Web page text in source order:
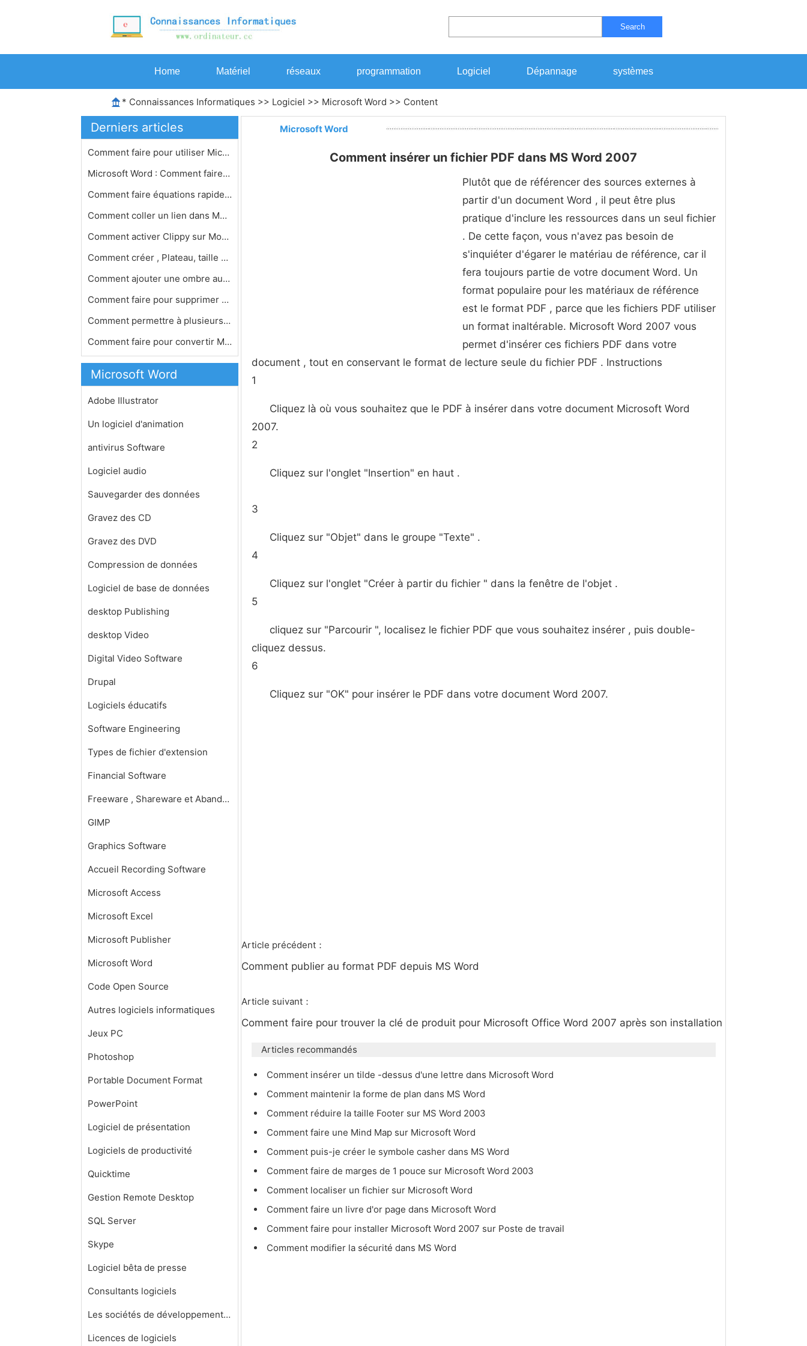
Search
Home Matériel réseaux programmation Logiciel Dépannage systèmes
* Connaissances Informatiques >> Logiciel >> Microsoft Word >> Content
Derniers articles
Comment faire pour utiliser Microsof…
Microsoft Word : Comment faire pour …
Comment faire équations rapide dans…
Comment coller un lien dans MS Word
Comment activer Clippy sur Mon Micro…
Comment créer , Plateau, taille et …
Comment ajouter une ombre aux person…
Comment faire pour supprimer chinois…
Comment permettre à plusieurs utili…
Comment faire pour convertir Microso…
Microsoft Word
Adobe Illustrator
Un logiciel d'animation
antivirus Software
Logiciel audio
Sauvegarder des données
Gravez des CD
Gravez des DVD
Compression de données
Logiciel de base de données
desktop Publishing
desktop Video
Digital Video Software
Drupal
Logiciels éducatifs
Software Engineering
Types de fichier d'extension
Financial Software
Freeware , Shareware et Abandonware
GIMP
Graphics Software
Accueil Recording Software
Microsoft Access
Microsoft Excel
Microsoft Publisher
Microsoft Word
Code Open Source
Autres logiciels informatiques
Jeux PC
Photoshop
Portable Document Format
PowerPoint
Logiciel de présentation
Logiciels de productivité
Quicktime
Gestion Remote Desktop
SQL Server
Skype
Logiciel bêta de presse
Consultants logiciels
Les sociétés de développement de logiciels
Licences de logiciels
Microsoft Word
Comment insérer un fichier PDF dans MS Word 2007
Plutôt que de référencer des sources externes à
partir d'un document Word , il peut être plus
pratique d'inclure les ressources dans un seul fichier
. De cette façon, vous n'avez pas besoin de
s'inquiéter d'égarer le matériau de référence, car il
fera toujours partie de votre document Word. Un
format populaire pour les matériaux de référence
est le format PDF , parce que les fichiers PDF utiliser
un format inaltérable. Microsoft Word 2007 vous
permet d'insérer ces fichiers PDF dans votre
document , tout en conservant le format de lecture seule du fichier PDF . Instructions
1
Cliquez là où vous souhaitez que le PDF à insérer dans votre document Microsoft Word
2007.
2
Cliquez sur l'onglet "Insertion" en haut .
3
Cliquez sur "Objet" dans le groupe "Texte" .
4
Cliquez sur l'onglet "Créer à partir du fichier " dans la fenêtre de l'objet .
5
cliquez sur "Parcourir ", localisez le fichier PDF que vous souhaitez insérer , puis double-
cliquez dessus.
6
Cliquez sur "OK" pour insérer le PDF dans votre document Word 2007.
Article précédent：
Comment publier au format PDF depuis MS Word
Article suivant：
Comment faire pour trouver la clé de produit pour Microsoft Office Word 2007 après son installation
Articles recommandés
Comment insérer un tilde -dessus d'une lettre dans Microsoft Word
Comment maintenir la forme de plan dans MS Word
Comment réduire la taille Footer sur MS Word 2003
Comment faire une Mind Map sur Microsoft Word
Comment puis-je créer le symbole casher dans MS Word
Comment faire de marges de 1 pouce sur Microsoft Word 2003
Comment localiser un fichier sur Microsoft Word
Comment faire un livre d'or page dans Microsoft Word
Comment faire pour installer Microsoft Word 2007 sur Poste de travail
Comment modifier la sécurité dans MS Word